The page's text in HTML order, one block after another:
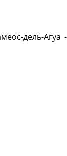
дель-Агуа -